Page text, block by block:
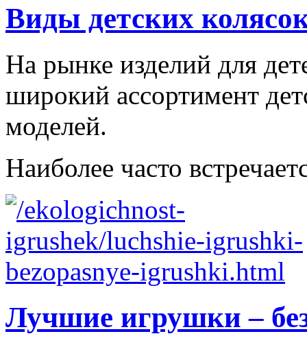
Виды детских
На рынке изделий для
широкий ассортимент
моделей.
Наиболее часто
Лучшие игрушки –